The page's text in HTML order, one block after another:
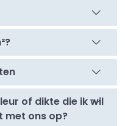
of dikte die ik wil
met ons op?